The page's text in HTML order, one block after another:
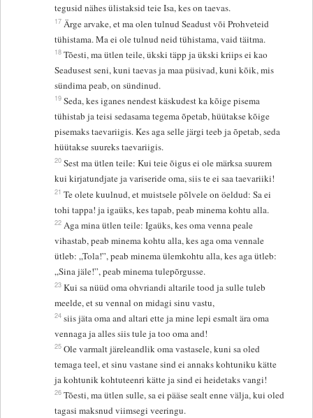
tegusid nähes ülistaksid teie Isa, kes on taevas.
17 Ärge arvake, et ma olen tulnud Seadust või Prohveteid
tühistama. Ma ei ole tulnud neid tühistama, vaid täitma.
18 Tõesti, ma ütlen teile, ükski täpp ja ükski kriips ei kao
Seadusest seni, kuni taevas ja maa püsivad, kuni kõik, mis
sündima peab, on sündinud.
19 Seda, kes iganes nendest käskudest ka kõige pisema
tühistab ja teisi sedasama tegema õpetab, hüütakse kõige
pisemaks taevariigis. Kes aga selle järgi teeb ja õpetab, seda
hüütakse suureks taevariigis.
20 Sest ma ütlen teile: Kui teie õigus ei ole märksa suurem
kui kirjatundjate ja variseride oma, siis te ei saa taevariiki!
21 Te olete kuulnud, et muistsele põlvele on öeldud: Sa ei
tohi tappa! ja igaüks, kes tapab, peab minema kohtu alla.
22 Aga mina ütlen teile: Igaüks, kes oma venna peale
vihastab, peab minema kohtu alla, kes aga oma vennale
ütleb: „Tola!”, peab minema ülemkohtu alla, kes aga ütleb:
„Sina jäle!”, peab minema tulepõrgusse.
23 Kui sa nüüd oma ohvriandi altarile tood ja sulle tuleb
meelde, et su vennal on midagi sinu vastu,
24 siis jäta oma and altari ette ja mine lepi esmalt ära oma
vennaga ja alles siis tule ja too oma and!
25 Ole varmalt järeleandlik oma vastasele, kuni sa oled
temaga teel, et sinu vastane sind ei annaks kohtuniku kätte
ja kohtunik kohtuteenri kätte ja sind ei heidetaks vangi!
26 Tõesti, ma ütlen sulle, sa ei pääse sealt enne välja, kui oled
tagasi maksnud viimsegi veeringu.